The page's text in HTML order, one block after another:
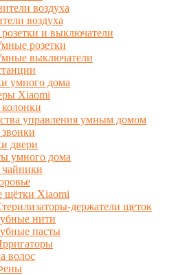
воздуха
воздуха
и выключатели
розетки
выключатели
умного дома
Xiaomi
управления умным домом
двери
умного дома
щётки Xiaomi
держатели щеток
нити
пасты
волос